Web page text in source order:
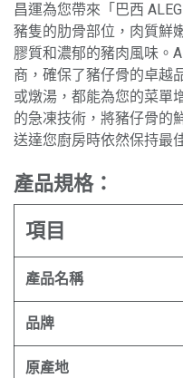
昌運為您帶來「巴西
豬隻的肋骨部位，肉質鮮
膠質和濃郁的豬肉風味。
商，確保了豬仔骨的卓越
或燉湯，都能為您的菜單
的急凍技術，將豬仔骨的
送達您廚房時依然保持最
產品規格：
項目
產品名稱
品牌
原產地